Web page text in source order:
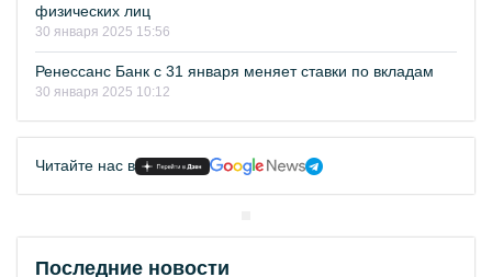
физических лиц
30 января 2025 15:56
Ренессанс Банк с 31 января меняет ставки по вкладам
30 января 2025 10:12
Читайте нас в
Последние новости